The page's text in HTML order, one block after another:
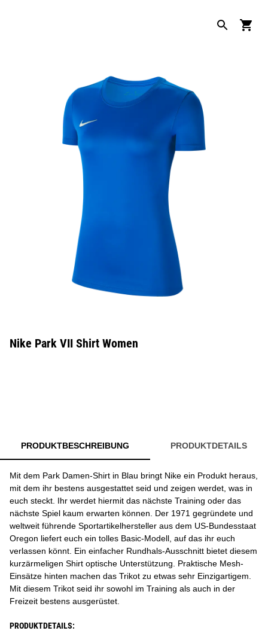
Nike Park VII Shirt Women
PRODUKTBESCHREIBUNG PRODUKTDETAILS
Mit dem Park Damen-Shirt in Blau bringt Nike ein Produkt heraus,
mit dem ihr bestens ausgestattet seid und zeigen werdet, was in
euch steckt. Ihr werdet hiermit das nächste Training oder das
nächste Spiel kaum erwarten können. Der 1971 gegründete und
weltweit führende Sportartikelhersteller aus dem US-Bundesstaat
Oregon liefert euch ein tolles Basic-Modell, auf das ihr euch
verlassen könnt. Ein einfacher Rundhals-Ausschnitt bietet diesem
kurzärmeligen Shirt optische Unterstützung. Praktische Mesh-
Einsätze hinten machen das Trikot zu etwas sehr Einzigartigem.
Mit diesem Trikot seid ihr sowohl im Training als auch in der
Freizeit bestens ausgerüstet.
PRODUKTDETAILS: